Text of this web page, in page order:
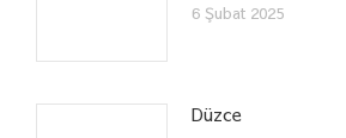
6 Şubat 2025
Düzce